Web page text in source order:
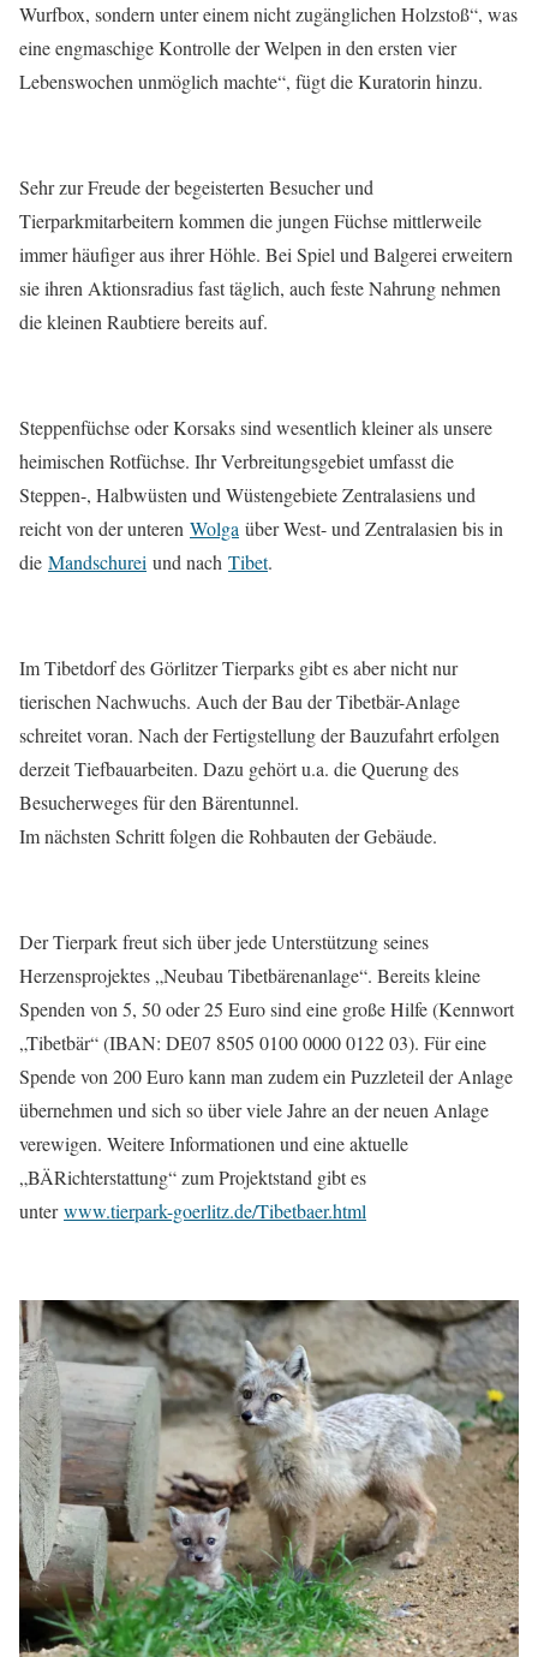
Wurfbox, sondern unter einem nicht zugänglichen Holzstoß“, was
eine engmaschige Kontrolle der Welpen in den ersten vier
Lebenswochen unmöglich machte“, fügt die Kuratorin hinzu.
Sehr zur Freude der begeisterten Besucher und
Tierparkmitarbeitern kommen die jungen Füchse mittlerweile
immer häufiger aus ihrer Höhle. Bei Spiel und Balgerei erweitern
sie ihren Aktionsradius fast täglich, auch feste Nahrung nehmen
die kleinen Raubtiere bereits auf.
Steppenfüchse oder Korsaks sind wesentlich kleiner als unsere
heimischen Rotfüchse. Ihr Verbreitungsgebiet umfasst die
Steppen-, Halbwüsten und Wüstengebiete Zentralasiens und
reicht von der unteren Wolga über West- und Zentralasien bis in
die Mandschurei und nach Tibet.
Im Tibetdorf des Görlitzer Tierparks gibt es aber nicht nur
tierischen Nachwuchs. Auch der Bau der Tibetbär-Anlage
schreitet voran. Nach der Fertigstellung der Bauzufahrt erfolgen
derzeit Tiefbauarbeiten. Dazu gehört u.a. die Querung des
Besucherweges für den Bärentunnel.
Im nächsten Schritt folgen die Rohbauten der Gebäude.
Der Tierpark freut sich über jede Unterstützung seines
Herzensprojektes „Neubau Tibetbärenanlage“. Bereits kleine
Spenden von 5, 50 oder 25 Euro sind eine große Hilfe (Kennwort
„Tibetbär“ (IBAN: DE07 8505 0100 0000 0122 03). Für eine
Spende von 200 Euro kann man zudem ein Puzzleteil der Anlage
übernehmen und sich so über viele Jahre an der neuen Anlage
verewigen. Weitere Informationen und eine aktuelle
„BÄRichterstattung“ zum Projektstand gibt es
unterwww.tierpark-goerlitz.de/Tibetbaer.html